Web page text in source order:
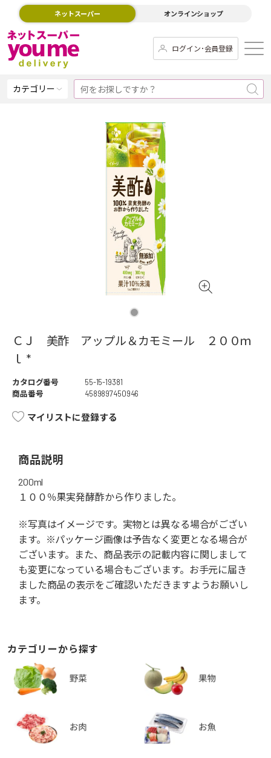
ネットスーパー オンラインショップ
ログイン･会員登録
カテゴリー
ＣＪ 美酢 アップル＆カモミール ２００ｍ
ｌ *
カタログ番号
55-15-19381
商品番号
4589897450946
マイリストに登録する
商品説明
200ml
１００％果実発酵酢から作りました。
※写真はイメージです。実物とは異なる場合がござい
ます。※パッケージ画像は予告なく変更となる場合が
ございます。また、商品表示の記載内容に関しまして
も変更になっている場合もございます。お手元に届き
ました商品の表示をご確認いただきますようお願いし
ます。
カテゴリーから探す